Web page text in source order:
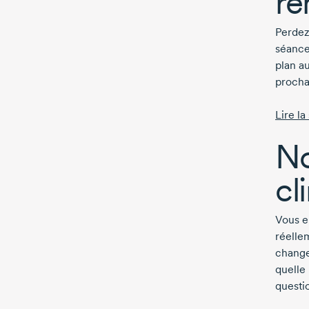
plan
Lire la
Vous
quelle